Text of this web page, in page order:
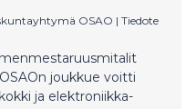
OSAO | Tiedote
joukkue voitti
ja elektroniikka-